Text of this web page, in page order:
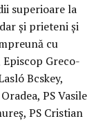
superioare la
și prieteni și
cu
Greco-
Bӧcskey,
PS Vasile
PS Cristian